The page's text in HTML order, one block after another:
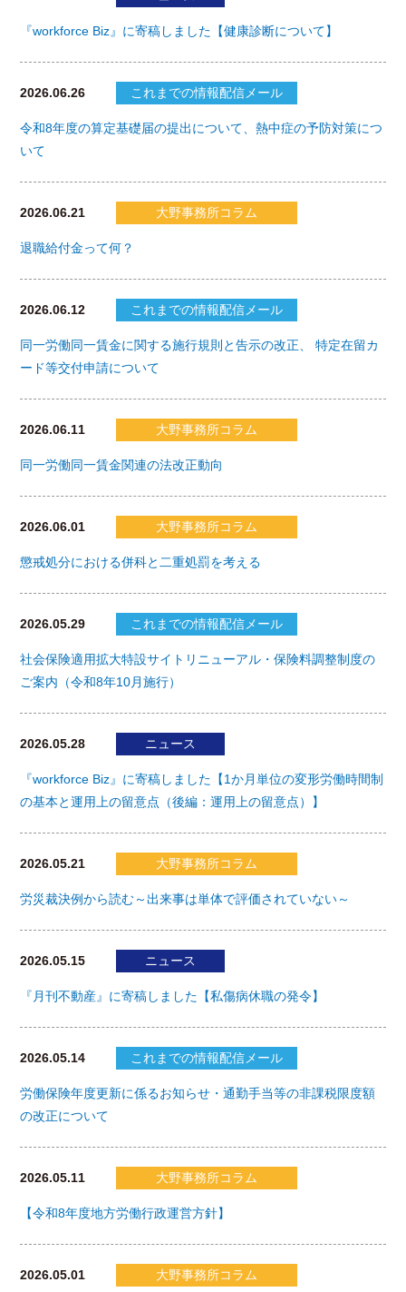
『workforce Biz』に寄稿しました【健康診断について】
2026.06.26 これまでの情報配信メール
令和8年度の算定基礎届の提出について、熱中症の予防対策につ
いて
2026.06.21 大野事務所コラム
退職給付金って何？
2026.06.12 これまでの情報配信メール
同一労働同一賃金に関する施行規則と告示の改正、 特定在留カ
ード等交付申請について
2026.06.11 大野事務所コラム
同一労働同一賃金関連の法改正動向
2026.06.01 大野事務所コラム
懲戒処分における併科と二重処罰を考える
2026.05.29 これまでの情報配信メール
社会保険適用拡大特設サイトリニューアル・保険料調整制度の
ご案内（令和8年10月施行）
2026.05.28 ニュース
『workforce Biz』に寄稿しました【1か月単位の変形労働時間制
の基本と運用上の留意点（後編：運用上の留意点）】
2026.05.21 大野事務所コラム
労災裁決例から読む～出来事は単体で評価されていない～
2026.05.15 ニュース
『月刊不動産』に寄稿しました【私傷病休職の発令】
2026.05.14 これまでの情報配信メール
労働保険年度更新に係るお知らせ・通勤手当等の非課税限度額
の改正について
2026.05.11 大野事務所コラム
【令和8年度地方労働行政運営方針】
2026.05.01 大野事務所コラム